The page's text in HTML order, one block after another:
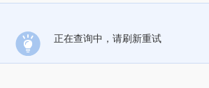
正在查询中，请刷新重试